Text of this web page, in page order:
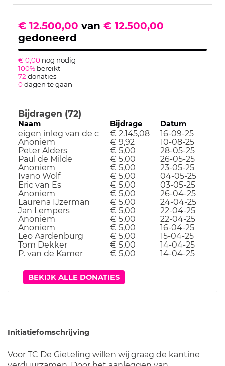
€ 12.500,00 van € 12.500,00
gedoneerd
€ 0,00 nog nodig
100% bereikt
72 donaties
0dagen te gaan
Bijdragen (72)
Naam Bijdrage Datum
eigen inleg van de c € 2.145,08
16-09-25
Anoniem
€ 9,92
10-08-25
Peter Alders
€ 5,00
28-05-25
Paul de Milde
€ 5,00
26-05-25
Anoniem
€ 5,00
23-05-25
Ivano Wolf
€ 5,00
04-05-25
Eric van Es
€ 5,00
03-05-25
Anoniem
€ 5,00
26-04-25
Laurena IJzerman
€ 5,00
24-04-25
Jan Lempers
€ 5,00
22-04-25
Anoniem
€ 5,00
22-04-25
Anoniem
€ 5,00
16-04-25
Leo Aardenburg
€ 5,00
15-04-25
Tom Dekker
€ 5,00
14-04-25
P. van de Kamer
€ 5,00 14-04-25
BEKIJK ALLE DONATIES
Initiatiefomschrijving
Voor TC De Gieteling willen wij graag de kantine